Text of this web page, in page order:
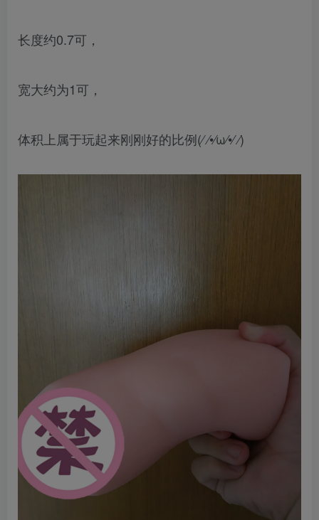
长度约0.7可，
宽大约为1可，
体积上属于玩起来刚刚好的比例(⁄ ⁄•⁄ω⁄•⁄ ⁄)